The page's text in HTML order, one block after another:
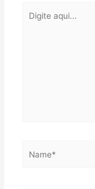
aqui...